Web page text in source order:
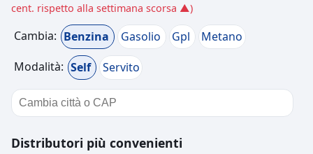
cent. rispetto alla settimana scorsa ▲)
Cambia: Benzina Gasolio Gpl
Metano
Modalità: Self Servito
Distributori più convenienti